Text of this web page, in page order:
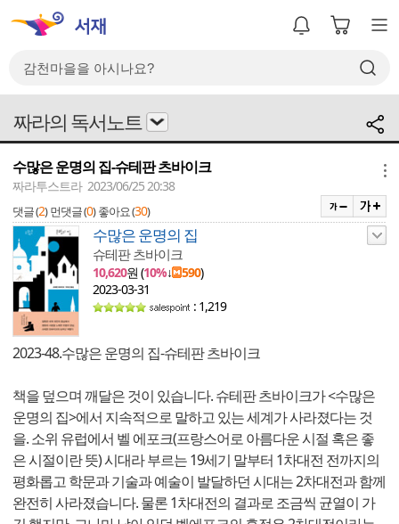
짜라의 독서노트
수많은 운명의 집-슈테판 츠바이크
짜라투스트라 2023/06/25 20:38
댓글 (2) 먼댓글 (0) 좋아요 (30)
수많은 운명의 집
슈테판 츠바이크
10,620원 (10%↓ 590)
2023-03-31
: 1,219
2023-48.수많은 운명의 집-슈테판 츠바이크
책을 덮으며 깨달은 것이 있습니다. 슈테판 츠바이크가 <수많은
운명의 집>에서 지속적으로 말하고 있는 세계가 사라졌다는 것
을. 소위 유럽에서 벨 에포크(프랑스어로 아름다운 시절 혹은 좋
은 시절이란 뜻) 시대라 부르는 19세기 말부터 1차대전 전까지의
평화롭고 학문과 기술과 예술이 발달하던 시대는 2차대전과 함께
완전히 사라졌습니다. 물론 1차대전의 결과로 조금씩 균열이 가